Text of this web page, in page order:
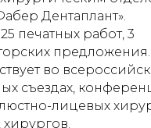
Дентаплант».
печатных работ, 3
предложения.
во
съездах,
лицевых
хирургов.